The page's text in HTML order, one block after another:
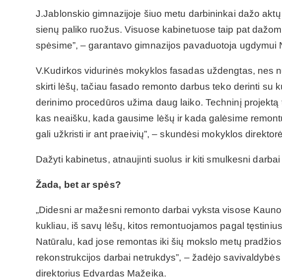
J.Jablonskio gimnazijoje šiuo metu darbininkai dažo
sienų paliko ruožus. Visuose kabinetuose taip pat
spėsime”, – garantavo gimnazijos pavaduotoja ugdymui
V.Kudirkos vidurinės mokyklos fasadas uždengtas, nes
skirti lėšų, tačiau fasado remonto darbus teko derinti su
derinimo procedūros užima daug laiko. Techninį
kas neaišku, kada gausime lėšų ir kada galėsime
gali užkristi ir ant praeivių”, – skundėsi mokyklos
Dažyti kabinetus, atnaujinti suolus ir kiti smulkesni
Žada, bet ar spės?
„Didesni ar mažesni remonto darbai vyksta visose
kukliau, iš savų lėšų, kitos remontuojamos pagal
Natūralu, kad jose remontas iki šių mokslo metų
rekonstrukcijos darbai netrukdys”, – žadėjo
direktorius Edvardas Mažeika.